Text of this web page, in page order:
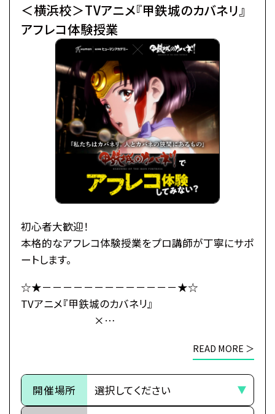
全世界を覆い尽くしていった。
極東の島国である日ノ本（ひのもと）で、
分厚い装甲に覆われた蒸気機関車、
通称・駿城（はやじろ）の一つ、
甲鉄城（こうてつじょう）に乗り込んだ生駒たちは、
熾烈な戦いを潜り抜け、カバネと人の新たな攻防戦
日本海に面する廃坑駅「海門（うなと）」に辿りつい
生駒たちは、同じくカバネから「海門」を奪取せんとす
玄路、虎落、海門の民と「連合軍」を結成し、
カバネ撃退の策を立てるのだが、
「海門」の地にはある“秘密”が
隠されていたのだった――。
そのため、ご予約状況により、
抽選等の対応をさせていただく場合がございます。
※当日ご参加いただける方には校舎の職員より
＜横浜校＞TVアニメ『甲鉄城のカバネリ』
アフレコ体験授業
初心者大歓迎！
本格的なアフレコ体験授業をプロ講師が丁寧にサポ
ートします。
☆★－－－－－－－－－－－－－★☆
TVアニメ『甲鉄城のカバネリ』
×
☆★－－－－－－－－－－－－－★☆
～イントロダクション～
その旅路の先に、新たな運命（さだめ）
READ MORE ＞
開催場所